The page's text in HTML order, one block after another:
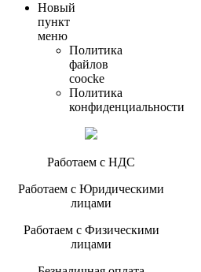
Новый
пункт
меню
Политика
файлов
coocke
Политика
конфиденциальности
Работаем с НДС
Работаем с Юридическими
лицами
Работаем с Физическими
лицами